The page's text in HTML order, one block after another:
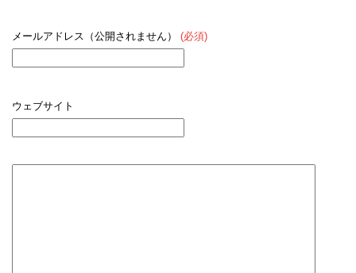
メールアドレス（公開されません） (必須)
ウェブサイト